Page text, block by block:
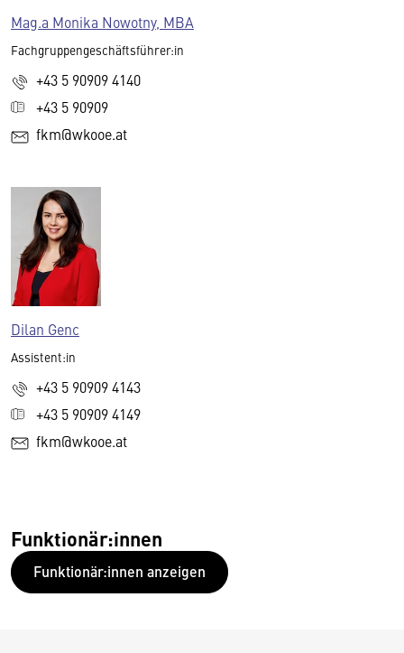
Mag.a Monika Nowotny, MBA
Fachgruppengeschäftsführer:in
+43 5 90909 4140
+43 5 90909
fkm@wkooe.at
Dilan Genc
Assistent:in
+43 5 90909 4143
+43 5 90909 4149
fkm@wkooe.at
Funktionär:innen
Funktionär:innen anzeigen